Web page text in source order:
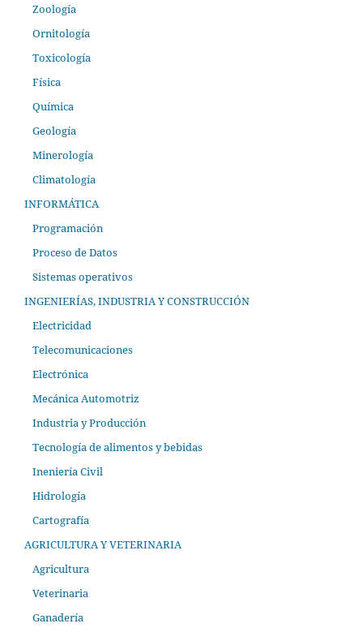
Zoología
Ornitología
Toxicología
Física
Química
Geología
Minerología
Climatología
INFORMÁTICA
Programación
Proceso de Datos
Sistemas operativos
INGENIERÍAS, INDUSTRIA Y CONSTRUCCIÓN
Electricidad
Telecomunicaciones
Electrónica
Mecánica Automotriz
Industria y Producción
Tecnología de alimentos y bebidas
Ineniería Civil
Hidrología
Cartografía
AGRICULTURA Y VETERINARIA
Agricultura
Veterinaria
Ganadería